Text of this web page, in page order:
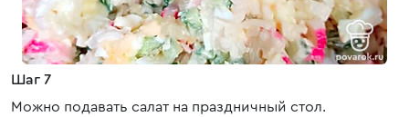
Шаг 7
Можно подавать салат на праздничный стол.